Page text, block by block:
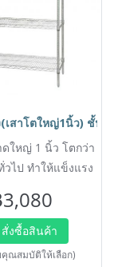
ระสงค์ชุบโครเมี่ยม
เสาโตใหญ่1นิ้ว) ชั้นอ
ใหญ่ 1 นิ้ว โตกว่า
ไป ทำให้แข็งแรง
ะประกอบได้โดยไม่
องมือ สำหรับใช้ใน
สินค้า,ธุรกิจ,คลัง
สั่งซื้อสินค้า
ณสมบัติให้เลือก)